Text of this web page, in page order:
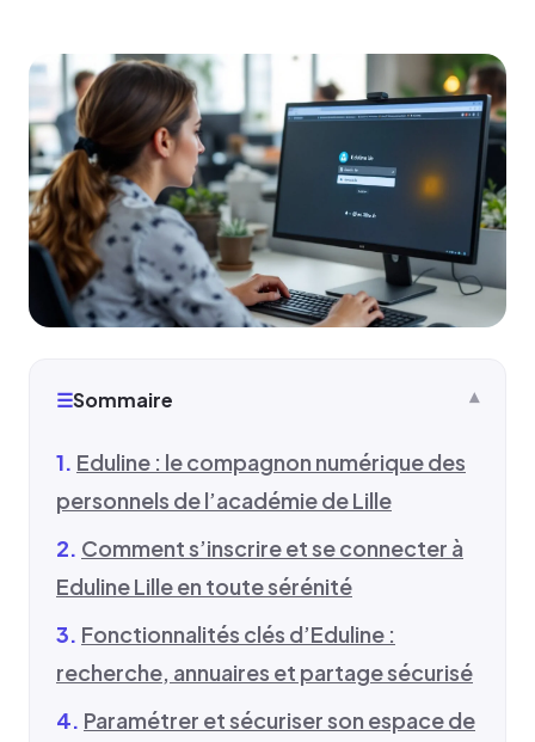
☰Sommaire
Eduline : le compagnon numérique des
personnels de l’académie de Lille
Comment s’inscrire et se connecter à
Eduline Lille en toute sérénité
Fonctionnalités clés d’Eduline :
recherche, annuaires et partage sécurisé
Paramétrer et sécuriser son espace de